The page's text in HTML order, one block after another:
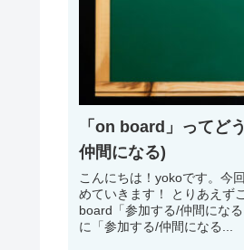
「on board」ってど
仲間になる)
こんにちは！yokoです。今
めていきます！ とりあえず
board「参加する/仲間にな
に「参加する/仲間になる...